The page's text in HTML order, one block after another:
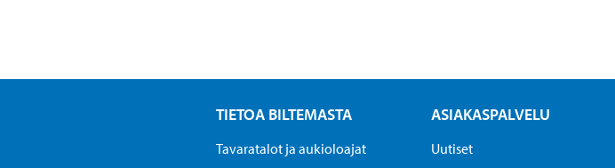
TIETOA BILTEMASTA
Tavaratalot ja aukioloajat
ASIAKASPALVELU
Uutiset